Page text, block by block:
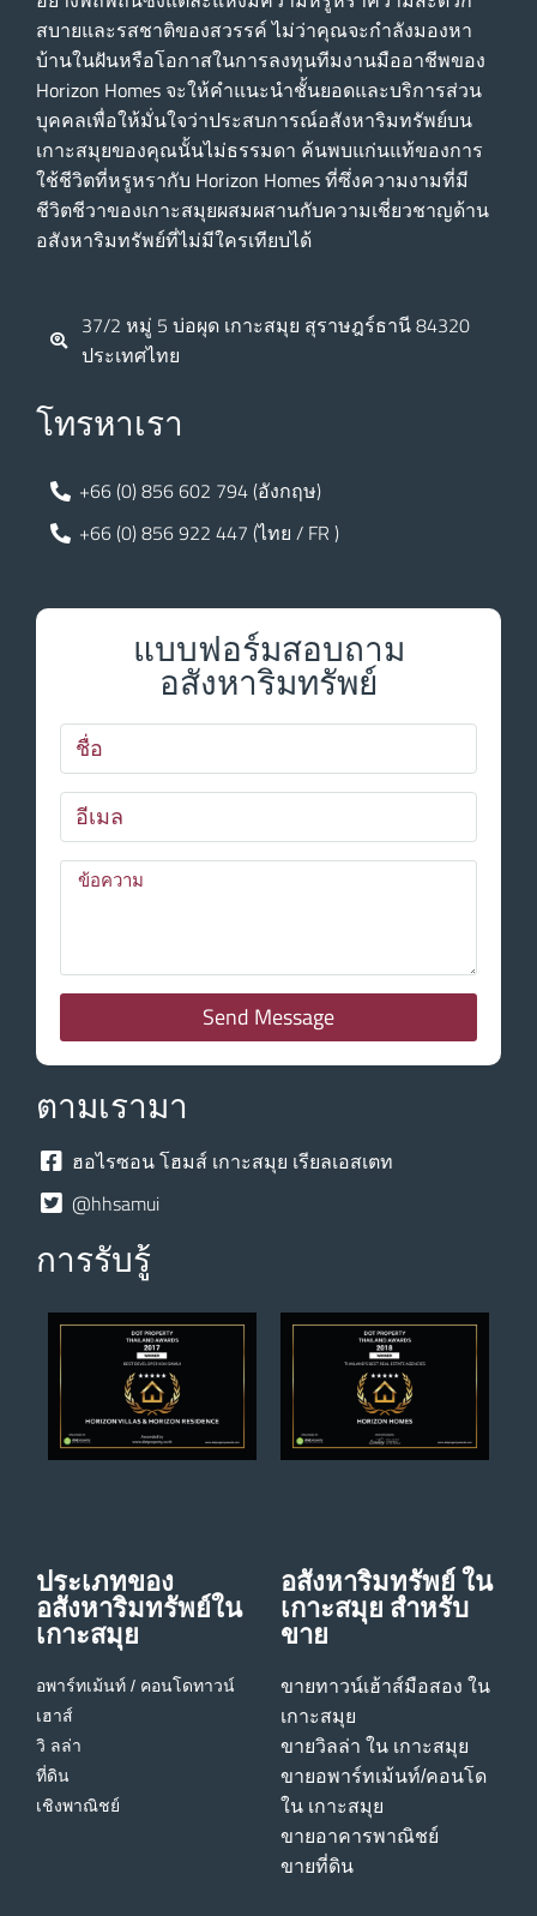
สบายและรสชาติของสวรรค์ ไม่ว่าคุณจะกําลังมองหา
บ้านในฝันหรือโอกาสในการลงทุนทีมงานมืออาชีพของ
Horizon Homes จะให้คําแนะนําชั้นยอดและบริการส่วน
บุคคลเพื่อให้มั่นใจว่าประสบการณ์อสังหาริมทรัพย์บน
เกาะสมุยของคุณนั้นไม่ธรรมดา ค้นพบแก่นแท้ของการ
ใช้ชีวิตที่หรูหรากับ Horizon Homes ที่ซึ่งความงามที่มี
ชีวิตชีวาของเกาะสมุยผสมผสานกับความเชี่ยวชาญด้าน
อสังหาริมทรัพย์ที่ไม่มีใครเทียบได้
37/2 หมู่ 5 บ่อผุด เกาะสมุย สุราษฎร์ธานี 84320
ประเทศไทย
โทรหาเรา
+66 (0) 856 602 794 (อังกฤษ)
+66 (0) 856 922 447 (ไทย / FR )
แบบฟอร์มสอบถาม
อสังหาริมทรัพย์
Send Message
ตามเรามา
ฮอไรซอน โฮมส์ เกาะสมุย เรียลเอสเตท
@hhsamui
การรับรู้
ประเภทของ
อสังหาริมทรัพย์ใน
เกาะสมุย
อพาร์ทเม้นท์ / คอนโดทาวน์
เฮาส์
วิ ลล่า
ที่ดิน
เชิงพาณิชย์
อสังหาริมทรัพย์ ใน
เกาะสมุย สําหรับ
ขาย
ขายทาวน์เฮ้าส์มือสอง ใน
เกาะสมุย
ขายวิลล่า ใน เกาะสมุย
ขายอพาร์ทเม้นท์/คอนโด
ใน เกาะสมุย
ขายอาคารพาณิชย์
ขายที่ดิน